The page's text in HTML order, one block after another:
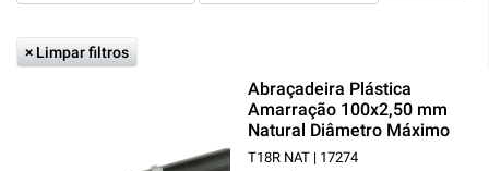
× Limpar filtros
Abraçadeira Plástica
Amarração 100x2,50 mm
Natural Diâmetro Máximo
22 mm
T18R NAT | 17274